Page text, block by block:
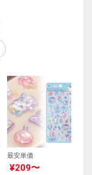
最安単価
¥209〜